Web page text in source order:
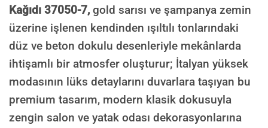
Kağıdı 37050-7, gold sarısı ve şampanya zemin
üzerine işlenen kendinden ışıltılı tonlarındaki
düz ve beton dokulu desenleriyle mekânlarda
ihtişamlı bir atmosfer oluşturur; İtalyan yüksek
modasının lüks detaylarını duvarlara taşıyan bu
premium tasarım, modern klasik dokusuyla
zengin salon ve yatak odası dekorasyonlarına